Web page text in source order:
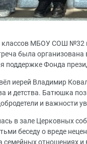
классов МБОУ СОШ №32
была
поддержке Фонда
иерей Владимир
и детства. Батюшка
и
в зале Церковных
беседу о вреде